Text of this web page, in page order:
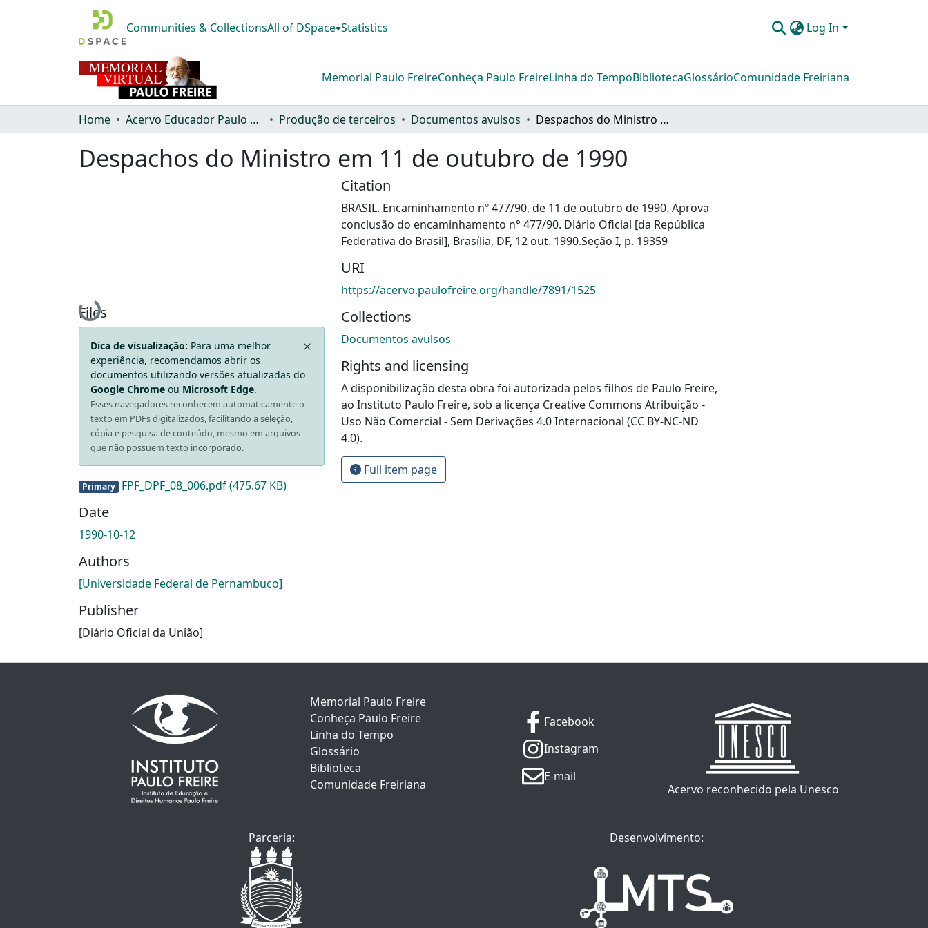
Communities & CollectionsAll of DSpace Statistics Log In
Memorial Paulo FreireConheça Paulo FreireLinha do TempoBibliotecaGlossárioComunidade Freiriana
Home Acervo Educador Paulo Freire Produção de terceiros Documentos avulsos Despachos do Ministro em 11 de outubro de 1990
Despachos do Ministro em 11 de outubro de 1990
Loading...
Files
Dica de visualização: Para uma melhor
experiência, recomendamos abrir os
documentos utilizando versões atualizadas do
Google Chrome ou Microsoft Edge.
Esses navegadores reconhecem automaticamente o
texto em PDFs digitalizados, facilitando a seleção,
cópia e pesquisa de conteúdo, mesmo em arquivos
que não possuem texto incorporado.
Primary FPF_DPF_08_006.pdf(475.67 KB)
Date
1990-10-12
Authors
[Universidade Federal de Pernambuco]
Publisher
[Diário Oficial da União]
Citation
BRASIL. Encaminhamento nº 477/90, de 11 de outubro de 1990. Aprova
conclusão do encaminhamento n° 477/90. Diário Oficial [da República
Federativa do Brasil], Brasília, DF, 12 out. 1990.Seção I, p. 19359
URI
https://acervo.paulofreire.org/handle/7891/1525
Collections
Documentos avulsos
Rights and licensing
A disponibilização desta obra foi autorizada pelos filhos de Paulo Freire,
ao Instituto Paulo Freire, sob a licença Creative Commons Atribuição -
Uso Não Comercial - Sem Derivações 4.0 Internacional (CC BY-NC-ND
4.0).
Full item page
Memorial Paulo Freire
Conheça Paulo Freire
Linha do Tempo
Glossário
Biblioteca
Comunidade Freiriana
Facebook
Instagram
E-mail
Acervo reconhecido pela Unesco
Parceria: Desenvolvimento: